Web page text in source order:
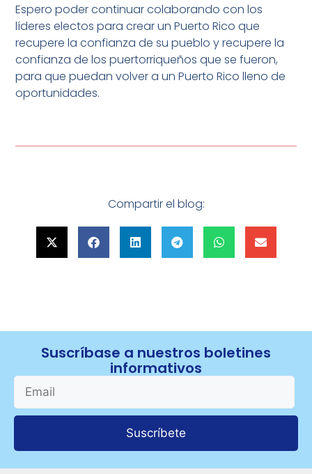
Espero poder continuar colaborando con los
líderes electos para crear un Puerto Rico que
recupere la confianza de su pueblo y recupere la
confianza de los puertorriqueños que se fueron,
para que puedan volver a un Puerto Rico lleno de
oportunidades.
Compartir el blog:
Suscríbase a nuestros boletines
informativos
Suscríbete